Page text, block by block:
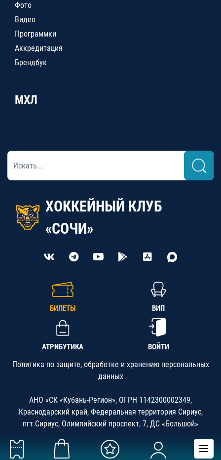
Фото
Видео
Программки
Аккредитация
Брендбук
МХЛ
ХОККЕЙНЫЙ КЛУБ
«СОЧИ»
БИЛЕТЫ ВИП
АТРИБУТИКА ВОЙТИ
Политика по защите, обработке и хранению персональных
данных
АНО «СК «Кубань-Регион», ОГРН 1142300002349,
Краснодарский край, Федеральная территория Сириус,
пгт.Сириус, Олимпийский проспект, 7, ДС «Большой»